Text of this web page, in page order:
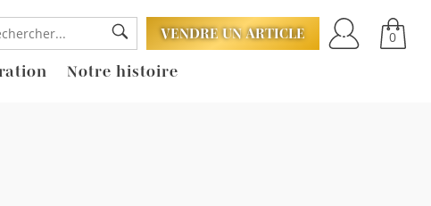
VENDRE UN ARTICLE
0
Notre histoire